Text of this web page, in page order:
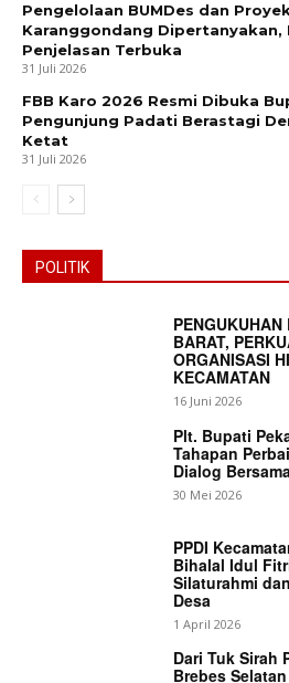
News
Pengelolaan BUMDes dan
Karanggondang Dipertanyakan,
Penjelasan Terbuka
31 Juli 2026
FBB Karo 2026 Resmi Dibuka
Pengunjung Padati Berastagi
Ketat
31 Juli 2026
POLITIK
BARAT,
ORGANISASI
KECAMATAN
16 Juni 2026
Plt. Bupati
Tahapan
Dialog
30 Mei 2026
PPDI
Bihalal Idul
Silaturahmi
Desa
1 April 2026
Dari Tuk Sirah
Brebes